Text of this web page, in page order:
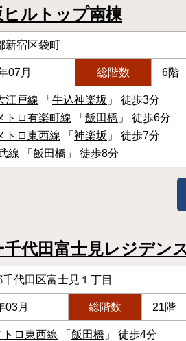
ルトップ南棟
新宿区袋町
07月 総階数 6階
江戸線 「 牛込神楽坂 」 徒歩3分
トロ有楽町線 「 飯田橋 」 徒歩6分
トロ東西線 「 神楽坂 」 徒歩7分
線 「 飯田橋 」 徒歩8分
代田富士見レジデン
代田区富士見１丁目
03月 総階数 21階
トロ東西線 「 飯田橋 」 徒歩4分